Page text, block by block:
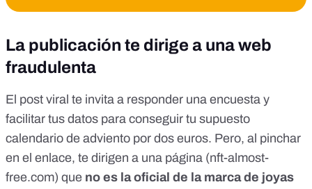
La publicación te dirige a una web
fraudulenta
El post viral te invita a responder una encuesta y
facilitar tus datos para conseguir tu supuesto
calendario de adviento por dos euros. Pero, al pinchar
en el enlace, te dirigen a una página (nft-almost-
free.com) que no es la oficial de la marca de joyas